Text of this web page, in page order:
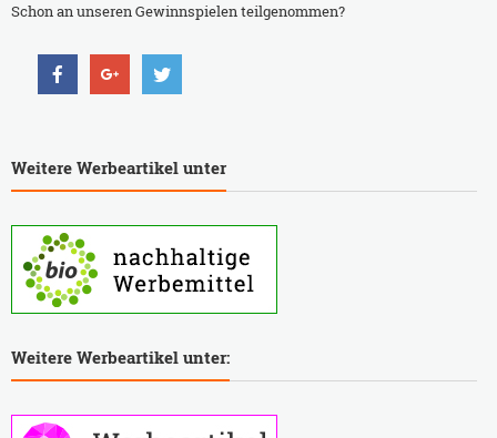
Schon an unseren Gewinnspielen teilgenommen?
Weitere Werbeartikel unter
Weitere Werbeartikel unter: